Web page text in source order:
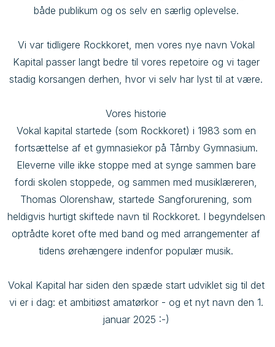
både publikum og os selv en særlig oplevelse.
Vi var tidligere Rockkoret, men vores nye navn Vokal
Kapital passer langt bedre til vores repetoire og vi tager
stadig korsangen derhen, hvor vi selv har lyst til at være.
Vores historie
Vokal kapital startede (som Rockkoret) i 1983 som en
fortsættelse af et gymnasiekor på Tårnby Gymnasium.
Eleverne ville ikke stoppe med at synge sammen bare
fordi skolen stoppede, og sammen med musiklæreren,
Thomas Olorenshaw, startede Sangforurening, som
heldigvis hurtigt skiftede navn til Rockkoret. I begyndelsen
optrådte koret ofte med band og med arrangementer af
tidens ørehængere indenfor populær musik.
Vokal Kapital har siden den spæde start udviklet sig til det
vi er i dag: et ambitiøst amatørkor - og et nyt navn den 1.
januar 2025 :-)